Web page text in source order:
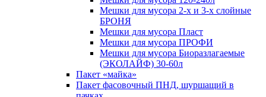
Мешки для мусора 2-х и 3-х слойные
БРОНЯ
Мешки для мусора Пласт
Мешки для мусора ПРОФИ
Мешки для мусора Биоразлагаемые
(ЭКОЛАЙФ) 30-60л
Пакет «майка»
Пакет фасовочный ПНД, шуршащий в